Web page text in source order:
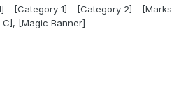
- [Category 1] - [Category 2] - [Marks
[Magic Banner]